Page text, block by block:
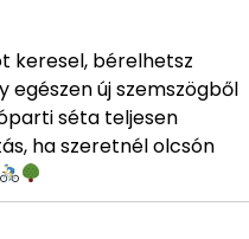
keresel, bérelhetsz
új szemszögből
séta teljesen
ha szeretnél olcsón